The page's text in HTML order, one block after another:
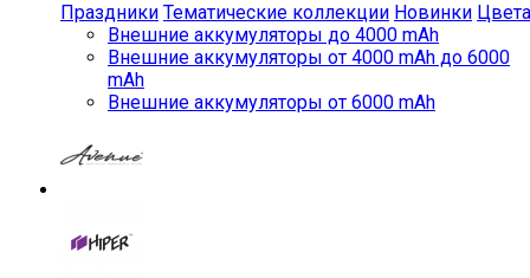
Праздники Тематические коллекции Новинки Цвета
Внешние аккумуляторы до 4000 mAh
Внешние аккумуляторы от 4000 mAh до 6000
mAh
Внешние аккумуляторы от 6000 mAh